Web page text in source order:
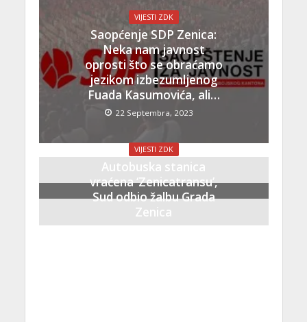
VIJESTI ZDK
Saopćenje SDP Zenica:
Neka nam javnost
oprosti što se obraćamo
jezikom izbezumljenog
Fuada Kasumovića, ali…
22 Septembra, 2023
VIJESTI ZDK
Autobuska stanica
vraćena ‘Zenicatransu’,
Sud odbio žalbu Grada
Zenica